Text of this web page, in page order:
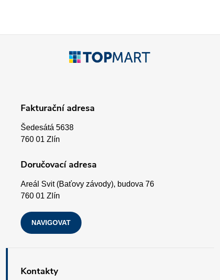
Fakturační adresa
Šedesátá 5638
760 01 Zlín
Doručovací adresa
Areál Svit (Baťovy závody), budova 76
760 01 Zlín
NAVIGOVAT
Kontakty